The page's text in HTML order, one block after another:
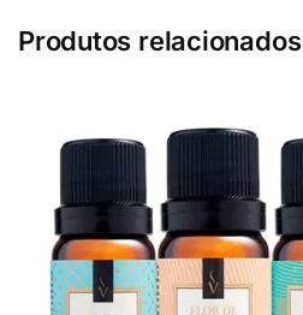
Produtos relacionados